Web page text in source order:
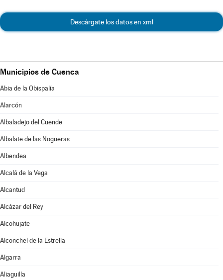
Descárgate los datos en xml
Municipios de Cuenca
Abia de la Obispalía
Alarcón
Albaladejo del Cuende
Albalate de las Nogueras
Albendea
Alcalá de la Vega
Alcantud
Alcázar del Rey
Alcohujate
Alconchel de la Estrella
Algarra
Aliaguilla